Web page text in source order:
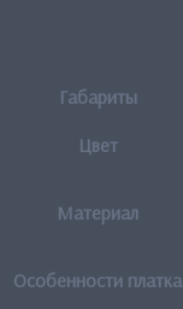
Габариты
Цвет
Материал
Особенности платка